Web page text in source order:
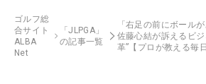
ゴルフ総
合サイト
ALBA
Net
「JLPGA」
の記事一覧
「右足の前にボール
佐藤心結が訴えるビ
革”【プロが教える毎